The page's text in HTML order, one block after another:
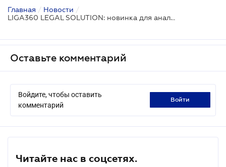
Главная / Новости /
LIGA360 LEGAL SOLUTION: новинка для анализа законодательства и судебной практики
Оставьте комментарий
Войдите, чтобы оставить
комментарий
войти
Читайте нас в соцсетях.